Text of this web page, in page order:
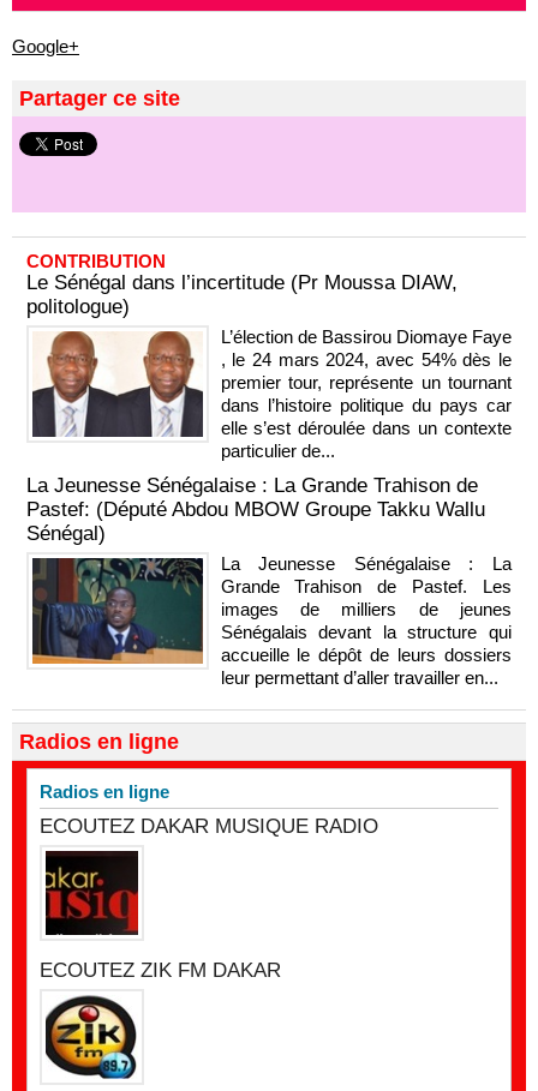
Google+
Partager ce site
CONTRIBUTION
Le Sénégal dans l’incertitude (Pr Moussa DIAW,
politologue)
L’élection de Bassirou Diomaye Faye
, le 24 mars 2024, avec 54% dès le
premier tour, représente un tournant
dans l’histoire politique du pays car
elle s’est déroulée dans un contexte
particulier de...
La Jeunesse Sénégalaise : La Grande Trahison de
Pastef: (Député Abdou MBOW Groupe Takku Wallu
Sénégal)
La Jeunesse Sénégalaise : La
Grande Trahison de Pastef. Les
images de milliers de jeunes
Sénégalais devant la structure qui
accueille le dépôt de leurs dossiers
leur permettant d’aller travailler en...
Radios en ligne
Radios en ligne
ECOUTEZ DAKAR MUSIQUE RADIO
ECOUTEZ ZIK FM DAKAR